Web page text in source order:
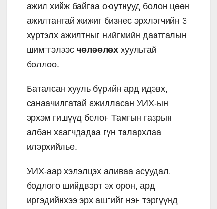
ажил хийж байгаа оюутнууд болон цөөн
ажилтантай жижиг бизнес эрхлэгчийн 3
хүртэлх ажилтныг нийгмийн даатгалын
шимтгэлээс чөлөөлөх хуультай
боллоо.
Баталсан хууль бүрийн ард идэвх,
санаачилгатай ажилласан УИХ-ын
эрхэм гишүүд болон Тамгын газрын
албан хаагчдадаа гүн талархлаа
илэрхийлье.
УИХ-аар хэлэлцэх аливаа асуудал,
бодлого шийдвэрт эх орон, ард
иргэдийнхээ эрх ашгийг нэн тэргүүнд